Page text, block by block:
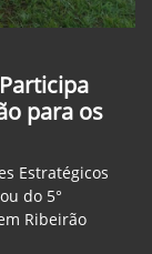
para os
Estratégicos
do 5°
Ribeirão